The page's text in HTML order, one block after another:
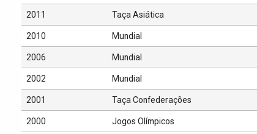
2011 Taça Asiática
2010 Mundial
2006 Mundial
2002 Mundial
2001 Taça Confederações
2000 Jogos Olímpicos